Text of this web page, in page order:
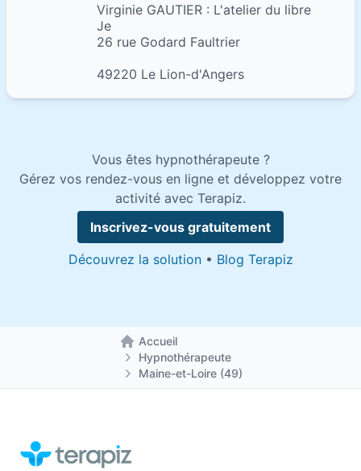
Virginie GAUTIER : L'atelier du libre
Je
26 rue Godard Faultrier
49220 Le Lion-d'Angers
Vous êtes hypnothérapeute ?
Gérez vos rendez-vous en ligne et développez votre
activité avec Terapiz.
Inscrivez-vous gratuitement
Découvrez la solution• Blog Terapiz
Accueil
Retour à la page d'accueil
Hypnothérapeute
Maine-et-Loire (49)